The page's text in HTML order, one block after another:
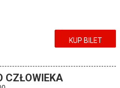
KUP BILET
CZŁOWIEKA